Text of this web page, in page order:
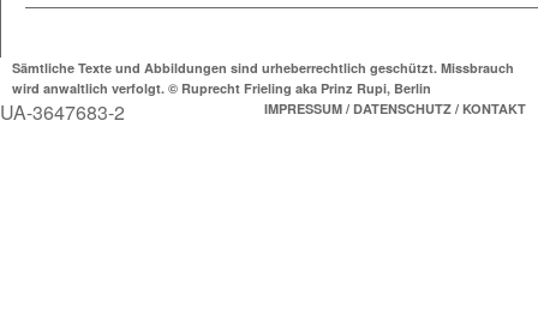
Sämtliche Texte und Abbildungen sind urheberrechtlich geschützt. Missbrauch
wird anwaltlich verfolgt. © Ruprecht Frieling aka Prinz Rupi, Berlin
IMPRESSUM / DATENSCHUTZ / KONTAKT
UA-3647683-2